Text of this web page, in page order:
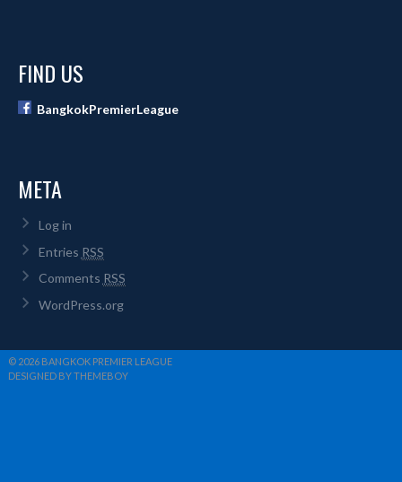
FIND US
BangkokPremierLeague
META
Log in
Entries RSS
Comments RSS
WordPress.org
© 2026 BANGKOK PREMIER LEAGUE
DESIGNED BY THEMEBOY